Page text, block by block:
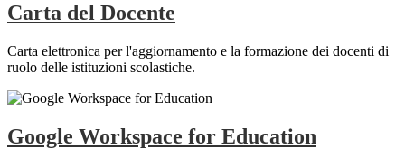
Carta del Docente
Carta elettronica per l'aggiornamento e la formazione dei docenti di
ruolo delle istituzioni scolastiche.
Google Workspace for Education